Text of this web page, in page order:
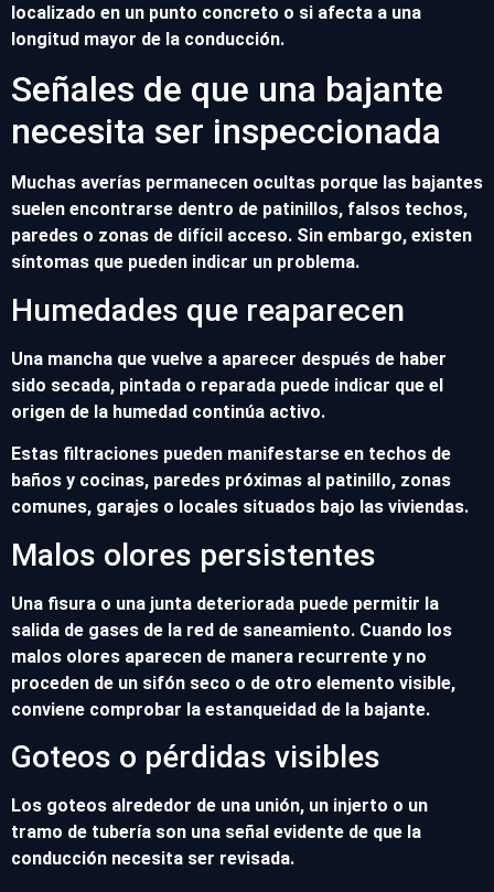
localizado en un punto concreto o si afecta a una
longitud mayor de la conducción.
Señales de que una bajante
necesita ser inspeccionada
Muchas averías permanecen ocultas porque las bajantes
suelen encontrarse dentro de patinillos, falsos techos,
paredes o zonas de difícil acceso. Sin embargo, existen
síntomas que pueden indicar un problema.
Humedades que reaparecen
Una mancha que vuelve a aparecer después de haber
sido secada, pintada o reparada puede indicar que el
origen de la humedad continúa activo.
Estas filtraciones pueden manifestarse en techos de
baños y cocinas, paredes próximas al patinillo, zonas
comunes, garajes o locales situados bajo las viviendas.
Malos olores persistentes
Una fisura o una junta deteriorada puede permitir la
salida de gases de la red de saneamiento. Cuando los
malos olores aparecen de manera recurrente y no
proceden de un sifón seco o de otro elemento visible,
conviene comprobar la estanqueidad de la bajante.
Goteos o pérdidas visibles
Los goteos alrededor de una unión, un injerto o un
tramo de tubería son una señal evidente de que la
conducción necesita ser revisada.